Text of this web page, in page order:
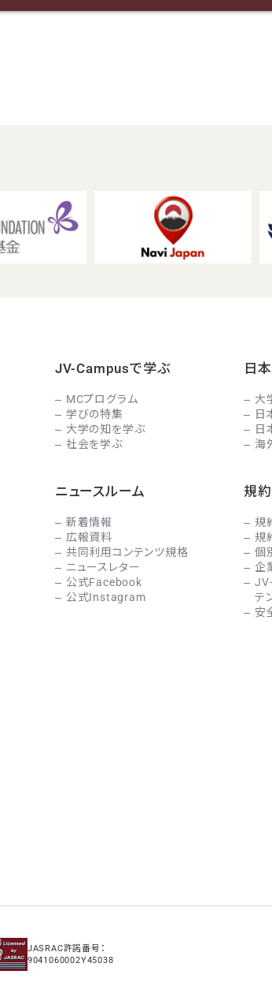
JV-Campusで学ぶ
MCプログラム
学びの特集
大学の知を学ぶ
社会を学ぶ
日
大
日
日
海
ニュースルーム
新着情報
広報資料
共同利用コンテンツ規格
ニュースレター
公式Facebook
公式Instagram
規約
規
規
個
企
テ
安
JASRAC許諾番号：
9041060002Y45038